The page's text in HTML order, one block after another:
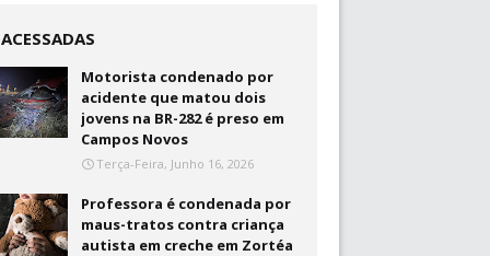
Motorista condenado por
acidente que matou dois
jovens na BR-282 é preso em
Campos Novos
Terça-Feira, Junho 16, 2026
Professora é condenada por
maus-tratos contra criança
autista em creche em Zortéa